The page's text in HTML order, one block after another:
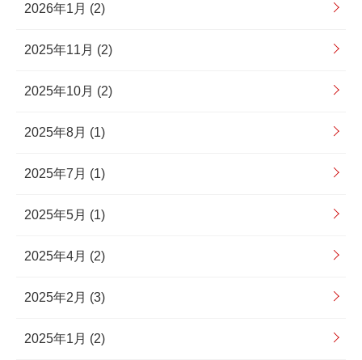
2026年1月 (2)
2025年11月 (2)
2025年10月 (2)
2025年8月 (1)
2025年7月 (1)
2025年5月 (1)
2025年4月 (2)
2025年2月 (3)
2025年1月 (2)